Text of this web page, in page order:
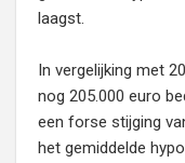
laagst.
In vergelijking met
nog 205.000 euro
een forse stijging
het gemiddelde